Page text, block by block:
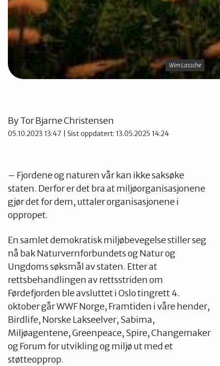
Wim Lassche
Wim Lassche
ByTor Bjarne Christensen
05.10.2023 13:47 | Sist oppdatert: 13.05.2025 14:24
– Fjordene og naturen vår kan ikke saksøke
staten. Derfor er det bra at miljøorganisasjonene
gjør det for dem, uttaler organisasjonene i
oppropet.
En samlet demokratisk miljøbevegelse stiller seg
nå bak Naturvernforbundets og Natur og
Ungdoms søksmål av staten. Etter at
rettsbehandlingen av rettsstriden om
Førdefjorden ble avsluttet i Oslo tingrett 4.
oktober går WWF Norge, Framtiden i våre hender,
Birdlife, Norske Lakseelver, Sabima,
Miljøagentene, Greenpeace, Spire, Changemaker
og Forum for utvikling og miljø ut med et
støtteopprop.